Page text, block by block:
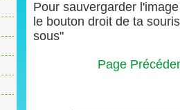
Pour sauvergarder
le bouton droit de ta
sous"
Page